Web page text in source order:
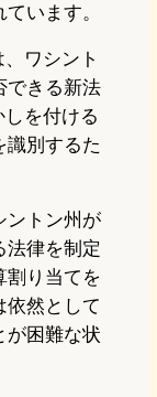
います。
ワシント
できる新法
を付ける
識別するた
ントン州が
法律を制定
割り当てを
依然として
が困難な状